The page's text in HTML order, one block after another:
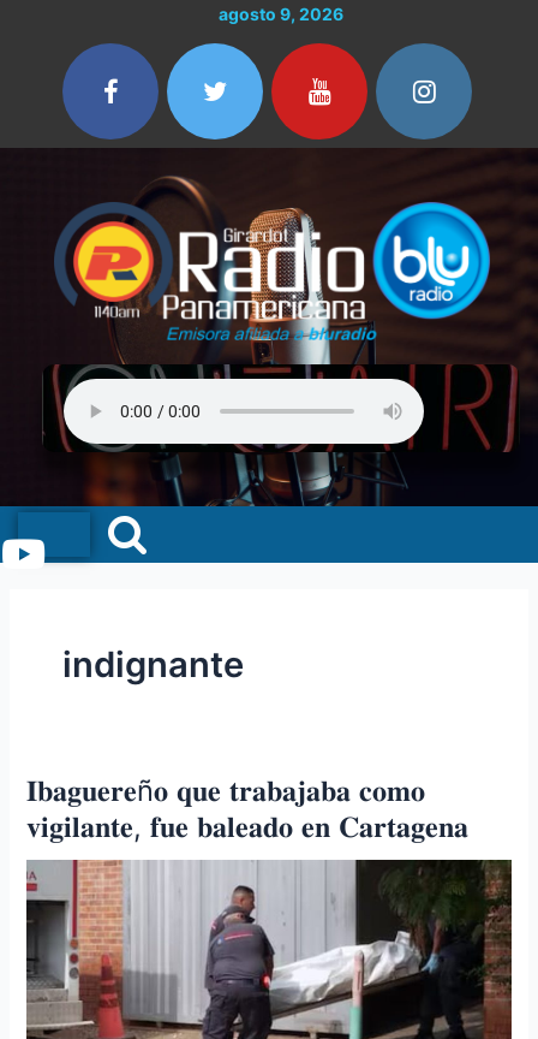
contenido
agosto 9, 2026
Menu
indignante
𝐈𝐛𝐚𝐠𝐮𝐞𝐫𝐞ñ𝐨 𝐪𝐮𝐞 𝐭𝐫𝐚𝐛𝐚𝐣𝐚𝐛𝐚 𝐜𝐨𝐦𝐨
𝐯𝐢𝐠𝐢𝐥𝐚𝐧𝐭𝐞, 𝐟𝐮𝐞 𝐛𝐚𝐥𝐞𝐚𝐝𝐨 𝐞𝐧 𝐂𝐚𝐫𝐭𝐚𝐠𝐞𝐧𝐚
𝐈𝐛𝐚𝐠𝐮𝐞𝐫𝐞ñ𝐨
𝐪𝐮𝐞
𝐭𝐫𝐚𝐛𝐚𝐣𝐚𝐛𝐚
𝐜𝐨𝐦𝐨
𝐯𝐢𝐠𝐢𝐥𝐚𝐧𝐭𝐞,
𝐛𝐚𝐥𝐞𝐚𝐝𝐨
𝐞𝐧
𝐂𝐚𝐫𝐭𝐚𝐠𝐞𝐧𝐚